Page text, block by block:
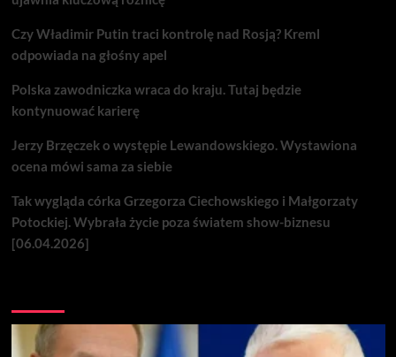
Czy Władimir Putin traci kontrolę nad Rosją? Kreml
odpowiada na głośny apel
Polska zawodniczka wraca do kraju. Tutaj będzie
kontynuować karierę
Jerzy Brzęczek o występie Lewandowskiego. Wystawiona
ocena mówi sama za siebie
Tak wygląda córka Grzegorza Ciechowskiego i Małgorzaty
Potockiej. Wybrała życie poza światem show-biznesu
[06.04.2026]